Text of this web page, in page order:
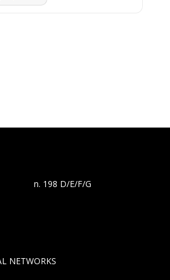
n. 198 D/E/F/G
NETWORKS